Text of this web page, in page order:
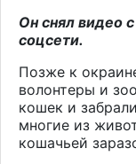
Он снял видео
соцсети.
Позже к
волонтеры и
кошек и
многие из
кошачьей